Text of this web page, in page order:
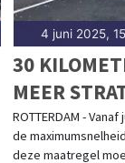
4 juni 2025,
30
MEER
ROTTERDAM -
de
deze maatregel